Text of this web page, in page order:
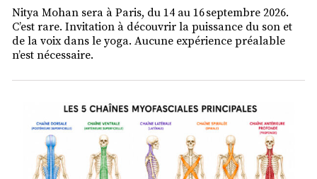
Nitya Mohan sera à Paris, du 14 au 16 septembre 2026.
C’est rare. Invitation à découvrir la puissance du son et
de la voix dans le yoga. Aucune expérience préalable
n’est nécessaire.